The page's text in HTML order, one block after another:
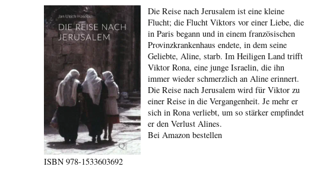
ISBN978-1533603692
Die Reise nach Jerusalem ist eine kleine
Flucht; die Flucht Viktors vor einer Liebe, die
in Paris begann und in einem französischen
Provinzkrankenhaus endete, in dem seine
Geliebte, Aline, starb. Im Heiligen Land trifft
Viktor Rona, eine junge Israelin, die ihn
immer wieder schmerzlich an Aline erinnert.
Die Reise nach Jerusalem wird für Viktor zu
einer Reise in die Vergangenheit. Je mehr er
sich in Rona verliebt, um so stärker empfindet
er den Verlust Alines.
Bei Amazon bestellen